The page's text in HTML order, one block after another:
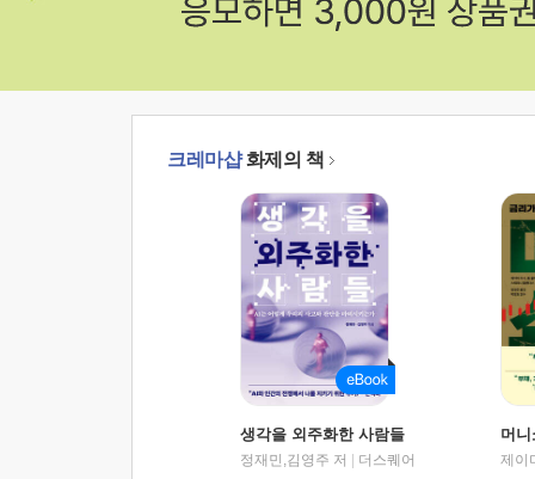
크레마샵화제의 책
생각을 외주화한 사람들
정재민,김영주 저
더스퀘어
머